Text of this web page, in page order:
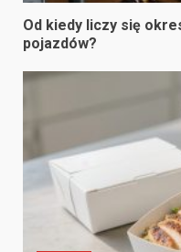
Od kiedy liczy się
pojazdów?